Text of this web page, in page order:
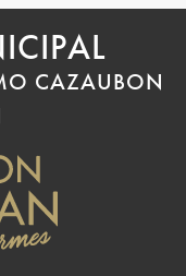
CAZAUBON